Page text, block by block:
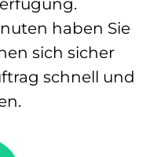
haben Sie
sich sicher
schnell und